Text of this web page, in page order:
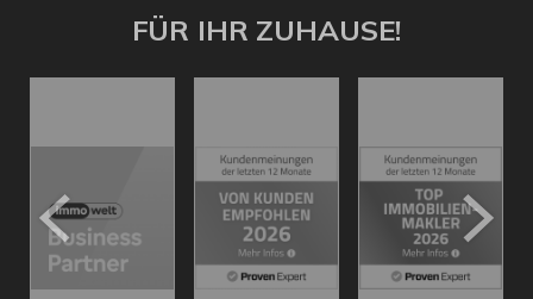
FÜR IHR ZUHAUSE!